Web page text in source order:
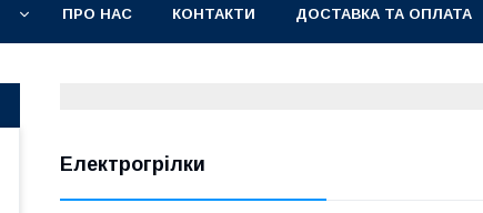
ПРО НАС КОНТАКТИ ДОСТАВКА ТА ОПЛАТА
Електрогрілки